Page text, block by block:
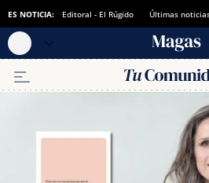
ES NOTICIA: Editoral - El Rúgido Últimas